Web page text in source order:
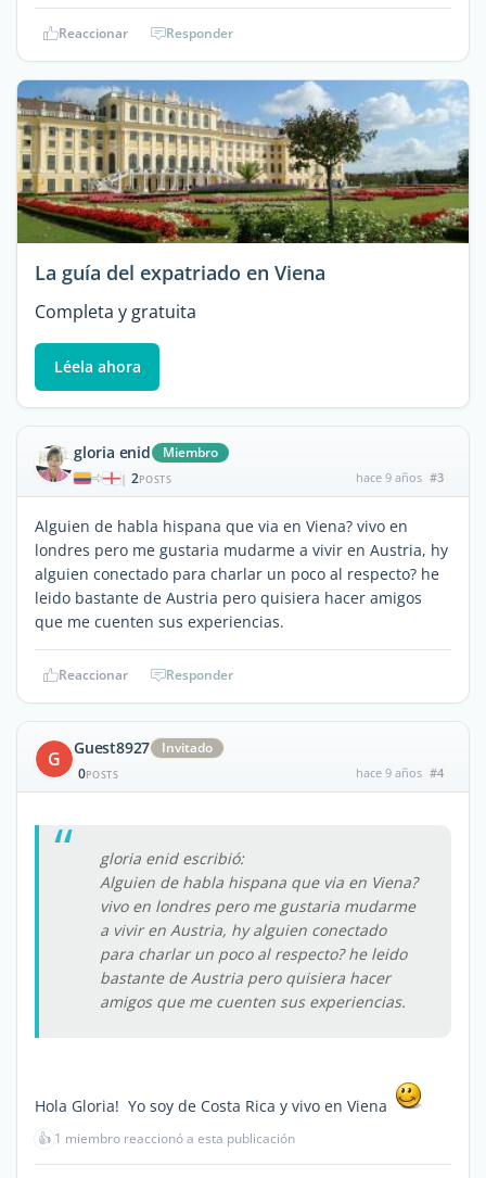
Reaccionar Responder
La guía del expatriado en Viena
Completa y gratuita
Léela ahora
gloria enid Miembro
| 2POSTS hace 9 años #3
Alguien de habla hispana que via en Viena? vivo en
londres pero me gustaria mudarme a vivir en Austria, hy
alguien conectado para charlar un poco al respecto? he
leido bastante de Austria pero quisiera hacer amigos
que me cuenten sus experiencias.
Reaccionar Responder
G Guest8927
Invitado
0POSTS hace 9 años #4
gloria enid escribió:
Alguien de habla hispana que via en Viena?
vivo en londres pero me gustaria mudarme
a vivir en Austria, hy alguien conectado
para charlar un poco al respecto? he leido
bastante de Austria pero quisiera hacer
amigos que me cuenten sus experiencias.
Hola Gloria! Yo soy de Costa Rica y vivo en Viena
👍 1 miembro reaccionó a esta publicación